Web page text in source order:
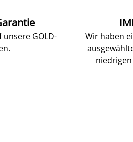
unsere GOLD-
Wir haben
niedrigen